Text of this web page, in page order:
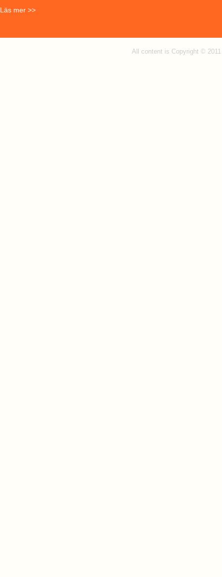
Läs mer >>
All content is Copyright ©